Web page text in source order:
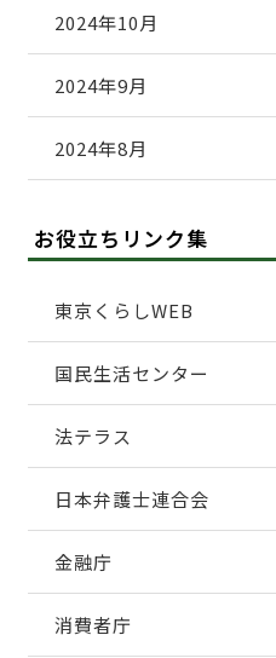
2024年10月
2024年9月
2024年8月
お役立ちリンク集
東京くらしWEB
国民生活センター
法テラス
日本弁護士連合会
金融庁
消費者庁